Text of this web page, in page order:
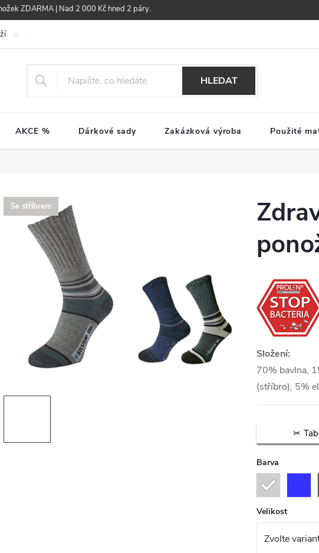
ZDARMA | Nad 2 000 Kč hned 2 páry.
Obchodní podmínky
HLEDAT
AKCE % Dárkové sady Zakázková výroba Použité
Se stříbrem
Složení:
70% bavlna,
(stříbro), 5%
Barva
Velikost